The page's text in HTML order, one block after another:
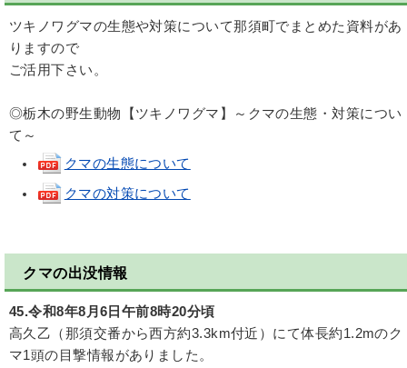
ツキノワグマの生態や対策について那須町でまとめた資料があ
りますので
ご活用下さい。
◎栃木の野生動物【ツキノワグマ】～クマの生態・対策につい
て～
クマの生態について
クマの対策について
クマの出没情報
45.令和8年8月6日午前8時20分頃
高久乙（那須交番から西方約3.3km付近）にて体長約1.2mのク
マ1頭の目撃情報がありました。